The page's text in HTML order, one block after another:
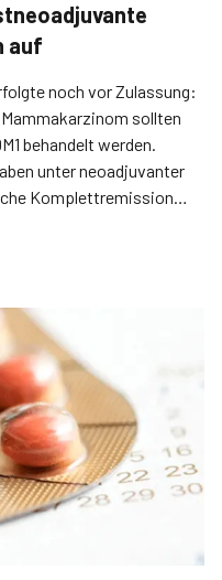
auf
noch vor Zulassung:
sollten
behandelt werden.
unter neoadjuvanter
Komplettremission